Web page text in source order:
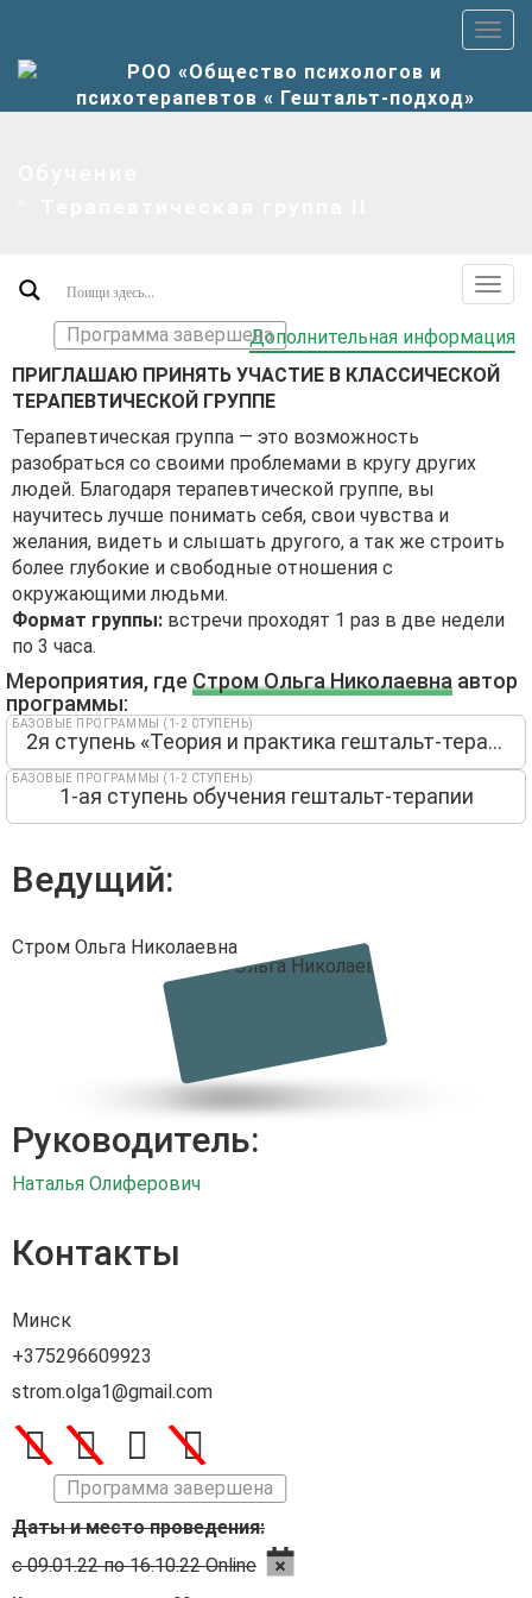
Программа завершенаДополнительная информация
ПРИГЛАШАЮ ПРИНЯТЬ УЧАСТИЕ В КЛАССИЧЕСКОЙ
ТЕРАПЕВТИЧЕСКОЙ ГРУППЕ
Терапевтическая группа — это возможность
разобраться со своими проблемами в кругу других
людей. Благодаря терапевтической группе, вы
научитесь лучше понимать себя, свои чувства и
желания, видеть и слышать другого, а так же строить
более глубокие и свободные отношения с
окружающими людьми.
Формат группы: встречи проходят 1 раз в две недели
по 3 часа.
Мероприятия, где Стром Ольга Николаевна автор
программы:
2я ступень «Теория и практика гештальт-терапии»
БАЗОВЫЕ ПРОГРАММЫ (1-2 СТУПЕНЬ)
1-ая ступень обучения гештальт-терапии
БАЗОВЫЕ ПРОГРАММЫ (1-2 СТУПЕНЬ)
Ведущий:
Стром Ольга Николаевна
Руководитель:
Наталья Олиферович
Контакты
Минск
+375296609923
strom.olga1@gmail.com
\\ \
Программа завершена
Даты и место проведения:
с 09.01.22 по 16.10.22 Online